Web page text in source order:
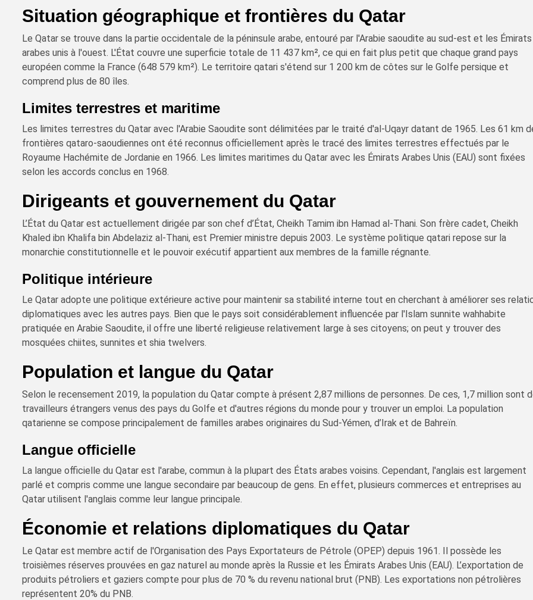
Situation géographique et frontières du Qatar
Le Qatar se trouve dans la partie occidentale de la péninsule arabe, entouré par l'Arabie saoudite au sud-est et les Émirats
arabes unis à l'ouest. L'État couvre une superficie totale de 11 437 km², ce qui en fait plus petit que chaque grand pays
européen comme la France (648 579 km²). Le territoire qatari s'étend sur 1 200 km de côtes sur le Golfe persique et
comprend plus de 80 îles.
Limites terrestres et maritime
Les limites terrestres du Qatar avec l'Arabie Saoudite sont délimitées par le traité d'al-Uqayr datant de 1965. Les 61 km
frontières qataro-saoudiennes ont été reconnus officiellement après le tracé des limites terrestres effectués par le
Royaume Hachémite de Jordanie en 1966. Les limites maritimes du Qatar avec les Émirats Arabes Unis (EAU) sont fixées
selon les accords conclus en 1968.
Dirigeants et gouvernement du Qatar
L’État du Qatar est actuellement dirigée par son chef d’État, Cheikh Tamim ibn Hamad al-Thani. Son frère cadet, Cheikh
Khaled ibn Khalifa bin Abdelaziz al-Thani, est Premier ministre depuis 2003. Le système politique qatari repose sur la
monarchie constitutionnelle et le pouvoir exécutif appartient aux membres de la famille régnante.
Politique intérieure
Le Qatar adopte une politique extérieure active pour maintenir sa stabilité interne tout en cherchant à améliorer ses
diplomatiques avec les autres pays. Bien que le pays soit considérablement influencée par l'Islam sunnite wahhabite
pratiquée en Arabie Saoudite, il offre une liberté religieuse relativement large à ses citoyens; on peut y trouver des
mosquées chiites, sunnites et shia twelvers.
Population et langue du Qatar
Selon le recensement 2019, la population du Qatar compte à présent 2,87 millions de personnes. De ces, 1,7 million sont
travailleurs étrangers venus des pays du Golfe et d'autres régions du monde pour y trouver un emploi. La population
qatarienne se compose principalement de familles arabes originaires du Sud-Yémen, d’Irak et de Bahreïn.
Langue officielle
La langue officielle du Qatar est l'arabe, commun à la plupart des États arabes voisins. Cependant, l'anglais est largement
parlé et compris comme une langue secondaire par beaucoup de gens. En effet, plusieurs commerces et entreprises au
Qatar utilisent l'anglais comme leur langue principale.
Économie et relations diplomatiques du Qatar
Le Qatar est membre actif de l'Organisation des Pays Exportateurs de Pétrole (OPEP) depuis 1961. Il possède les
troisièmes réserves prouvées en gaz naturel au monde après la Russie et les Émirats Arabes Unis (EAU). L’exportation de
produits pétroliers et gaziers compte pour plus de 70 % du revenu national brut (PNB). Les exportations non pétrolières
représentent 20% du PNB.